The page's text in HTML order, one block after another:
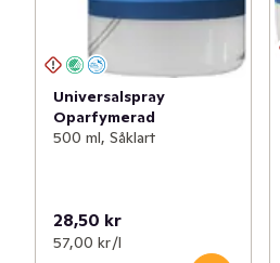
Universalspray
Oparfymerad
500 ml, Såklart
28,50 kr
57,00 kr /l